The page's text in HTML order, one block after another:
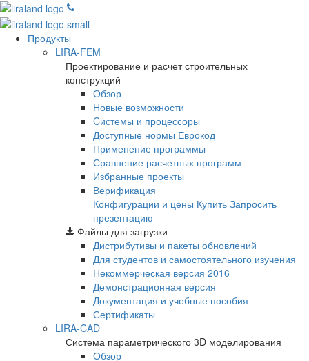
Продукты
LIRA-FEM
Проектирование и расчет строительных
конструкций
Обзор
Новые возможности
Cистемы и процессоры
Доступные нормы Еврокод
Применение программы
Сравнение расчетных программ
Избранные проекты
Верификация
Конфигурации и цены Купить Запросить
презентацию
Файлы для загрузки
Дистрибутивы и пакеты обновлений
Для студентов и самостоятельного изучения
Некоммерческая версия 2016
Демонстрационная версия
Документация и учебные пособия
Сертификаты
LIRA-CAD
Система параметрического 3D моделирования
Обзор